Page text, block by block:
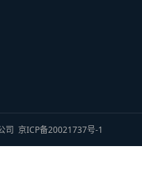
司 京ICP备20021737号-1